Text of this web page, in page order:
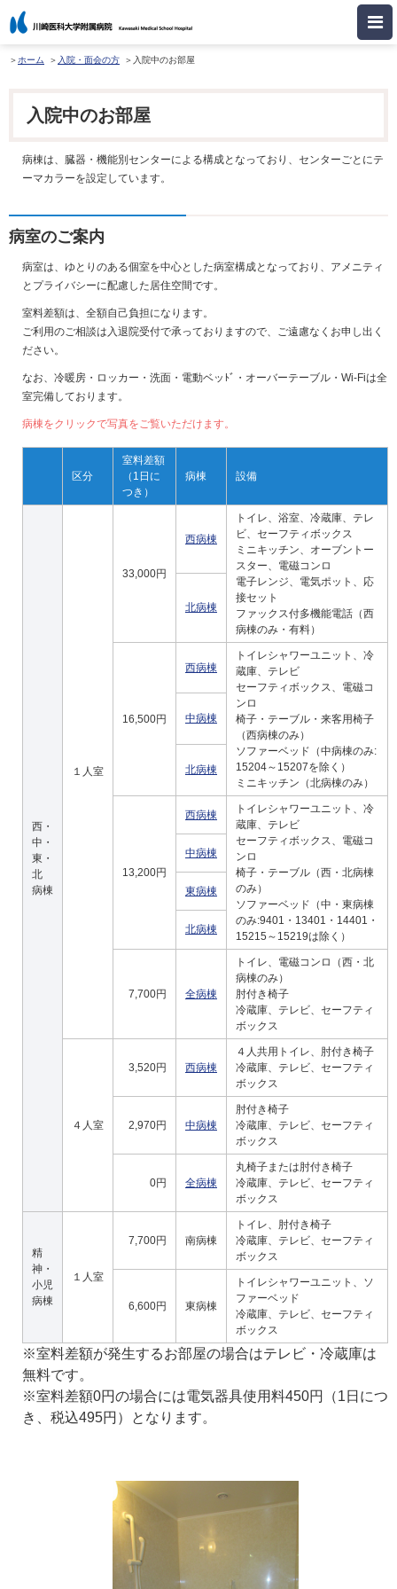
ホーム 入院・面会の方 入院中のお部屋
入院中のお部屋
病棟は、臓器・機能別センターによる構成となっており、センターごとにテ
ーマカラーを設定しています。
病室のご案内
病室は、ゆとりのある個室を中心とした病室構成となっており、アメニティ
とプライバシーに配慮した居住空間です。
室料差額は、全額自己負担になります。
ご利用のご相談は入退院受付で承っておりますので、ご遠慮なくお申し出く
ださい。
なお、冷暖房・ロッカー・洗面・電動ベッﾄﾞ・オーバーテーブル・Wi-Fiは全
室完備しております。
病棟をクリックで写真をご覧いただけます。
区分
室料差額
（1日に
つき）
病棟 設備
西・
中・
東・
北
病棟
１人室
33,000円
西病棟
トイレ、浴室、冷蔵庫、テレ
ビ、セーフティボックス
ミニキッチン、オーブントー
スター、電磁コンロ
電子レンジ、電気ポット、応
接セット
ファックス付多機能電話（西
病棟のみ・有料）
北病棟
16,500円
西病棟
トイレシャワーユニット、冷
蔵庫、テレビ
セーフティボックス、電磁コ
ンロ
椅子・テーブル・来客用椅子
（西病棟のみ）
ソファーベッド（中病棟のみ:
15204～15207を除く）
ミニキッチン（北病棟のみ）
中病棟
北病棟
13,200円
西病棟
トイレシャワーユニット、冷
蔵庫、テレビ
セーフティボックス、電磁コ
ンロ
椅子・テーブル（西・北病棟
のみ）
ソファーベッド（中・東病棟
のみ:9401・13401・14401・
15215～15219は除く）
中病棟
東病棟
北病棟
7,700円 全病棟
トイレ、電磁コンロ（西・北
病棟のみ）
肘付き椅子
冷蔵庫、テレビ、セーフティ
ボックス
４人室
3,520円 西病棟
４人共用トイレ、肘付き椅子
冷蔵庫、テレビ、セーフティ
ボックス
2,970円 中病棟
肘付き椅子
冷蔵庫、テレビ、セーフティ
ボックス
0円 全病棟
丸椅子または肘付き椅子
冷蔵庫、テレビ、セーフティ
ボックス
精
神・
小児
病棟
１人室
7,700円 南病棟
トイレ、肘付き椅子
冷蔵庫、テレビ、セーフティ
ボックス
6,600円 東病棟
トイレシャワーユニット、ソ
ファーベッド
冷蔵庫、テレビ、セーフティ
ボックス
※室料差額が発生するお部屋の場合はテレビ・冷蔵庫は
無料です。
※室料差額0円の場合には電気器具使用料450円（1日につ
き、税込495円）となります。